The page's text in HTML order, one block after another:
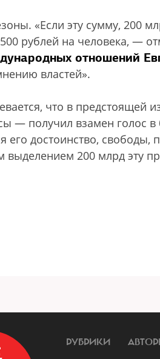
«Если эту сумму, 200
рублей на человека, —
отношений
властей».
что в предстоящей
— получил взамен голос
его достоинство,
выделением 200 млрд эту
РУБРИКИ